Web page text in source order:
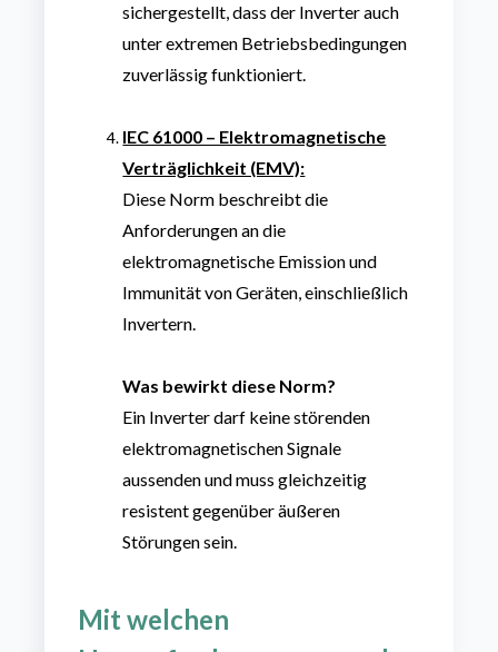
sichergestellt, dass der Inverter auch
unter extremen Betriebsbedingungen
zuverlässig funktioniert.
IEC 61000 – Elektromagnetische
Verträglichkeit (EMV):
Diese Norm beschreibt die
Anforderungen an die
elektromagnetische Emission und
Immunität von Geräten, einschließlich
Invertern.
Was bewirkt diese Norm?
Ein Inverter darf keine störenden
elektromagnetischen Signale
aussenden und muss gleichzeitig
resistent gegenüber äußeren
Störungen sein.
Mitwelchen